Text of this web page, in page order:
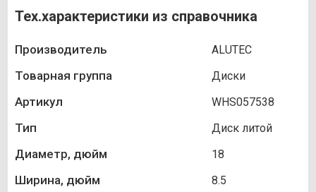
Тех.характеристики из справочника
Производитель ALUTEC
Товарная группа Диски
Артикул WHS057538
Тип Диск литой
Диаметр, дюйм 18
Ширина, дюйм 8.5